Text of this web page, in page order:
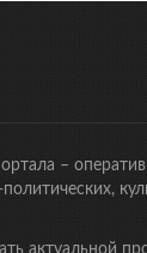
–
актуальной